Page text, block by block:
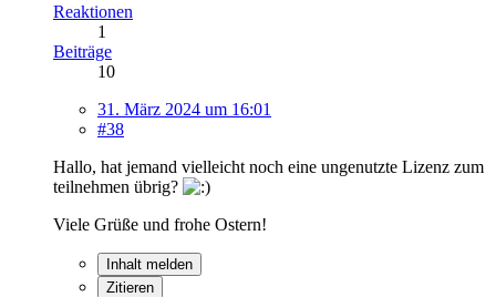
Reaktionen
1
Beiträge
10
31. März 2024 um 16:01
#38
Hallo, hat jemand vielleicht noch eine ungenutzte Lizenz zum
teilnehmen übrig?
Viele Grüße und frohe Ostern!
Inhalt melden
Zitieren